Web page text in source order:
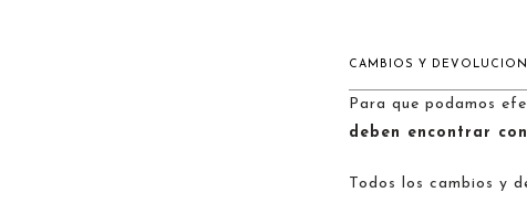
CAMBIOS Y
Para que podamos
deben encontrar
Todos los cambios y